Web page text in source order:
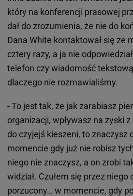
który na konferencji prasowej
dał do zrozumienia, że nie do
Dana White kontaktował się ze
cztery razy, a ja nie
telefon czy wiadomość
dlaczego nie rozmawialiśmy.
- To jest tak, że jak zarabiasz
organizacji, wpływasz na zyski z
do czyjejś kieszeni, to znaczysz
momencie gdy już nie robisz
niego nie znaczysz, a on zrobi
widział. Czułem się przez niego
porzucony… w momencie, gdy